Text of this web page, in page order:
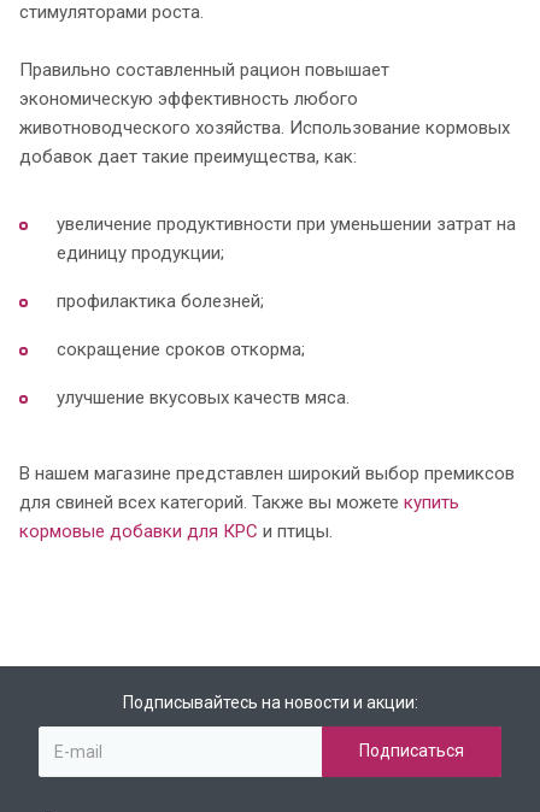
стимуляторами роста.
Правильно составленный рацион повышает
экономическую эффективность любого
животноводческого хозяйства. Использование кормовых
добавок дает такие преимущества, как:
увеличение продуктивности при уменьшении затрат на
единицу продукции;
профилактика болезней;
сокращение сроков откорма;
улучшение вкусовых качеств мяса.
В нашем магазине представлен широкий выбор премиксов
для свиней всех категорий. Также вы можете купить
кормовые добавки для КРС и птицы.
Подписывайтесь на новости и акции: